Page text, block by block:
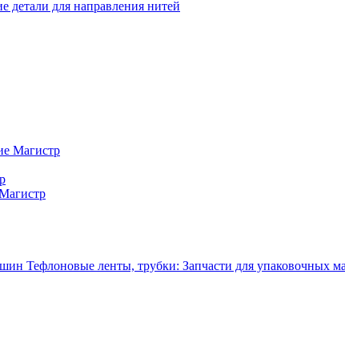
детали для направления нитей
Магистр
Тефлоновые ленты, трубки: Запчасти для упаковочных